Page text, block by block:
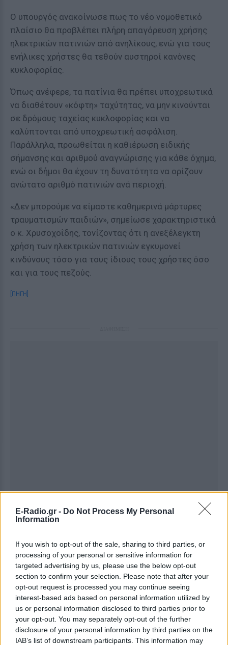
E-Radio.gr - Do Not Process My Personal
Information
If you wish to opt-out of the sale, sharing to third parties, or
processing of your personal or sensitive information for
targeted advertising by us, please use the below opt-out
section to confirm your selection. Please note that after your
opt-out request is processed you may continue seeing
interest-based ads based on personal information utilized by
us or personal information disclosed to third parties prior to
your opt-out. You may separately opt-out of the further
disclosure of your personal information by third parties on the
IAB’s list of downstream participants. This information may
Ο υπουργός ανακοίνωσε πως το νέο νομοθετικό
πλαίσιο θα προβλέπει πλήρη απαγόρευση χρήσης
ηλεκτρικών πατινιών από ανηλίκους, ενώ για τους
ενήλικες χρήστες θα τεθούν αυστηροί κανόνες
κυκλοφορίας.
Όπως ανέφερε, τα πατίνια θα πρέπει υποχρεωτικά
να διαθέτουν «κόφτη» ταχύτητας, να μην κινούνται
σε δρόμους ταχείας κυκλοφορίας και να
καλύπτονται από υποχρεωτική ασφάλιση.
Παράλληλα, προωθείται η καθιέρωση ειδικής
σήμανσης και αριθμού αναγνώρισης για κάθε όχημα,
ενώ οι δήμοι θα έχουν τη δυνατότητα να ορίζουν
ανώτατο αριθμό πατινιών ανά περιοχή.
«Δεν μπορούμε να είμαστε καθημερινά μάρτυρες
τραυματισμών παιδιών», σημείωσε χαρακτηριστικά
ο κ. Χρυσοχοΐδης, τονίζοντας ότι η ανεξέλεγκτη
χρήση των ηλεκτρικών πατινιών εγκυμονεί
κινδύνους τόσο για τους ίδιους τους χρήστες όσο
και για τους πεζούς.
[ΠΗΓΗ]
Ακολουθήστε το E-Radio.gr στο
Google News
και μάθετε πρώτοιτα πιο hot νέα.
Για ακόμη περισσότερα νέα, μπείτε στηνροή
ειδήσεωντου E-Daily.gr
Ακολουθήστε το E-Radio.gr και στο Instagram